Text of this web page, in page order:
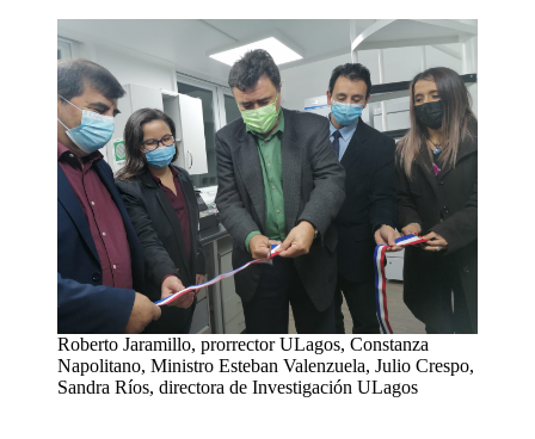
Roberto Jaramillo, prorrector ULagos, Constanza
Napolitano, Ministro Esteban Valenzuela, Julio Crespo,
Sandra Ríos, directora de Investigación ULagos